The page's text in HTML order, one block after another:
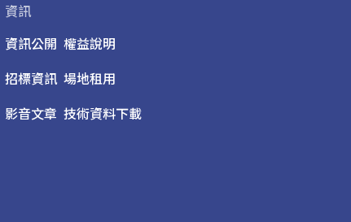
資訊
資訊公開
招標資訊
影音文章
權益說明
場地租用
技術資料下載